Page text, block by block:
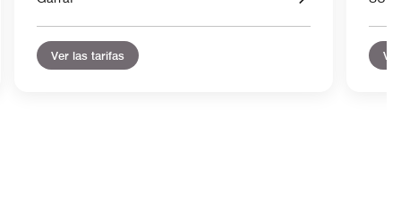
Ver las tarifas